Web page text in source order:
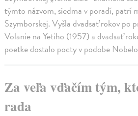
týmto názvom, siedma v poradí, patrí
Szymborskej. Vyšla dvadsať rokov po
Volanie na Yetiho (1957) a dvadsať
poetke dostalo pocty v podobe
Za veľa vďačím tým,
rada